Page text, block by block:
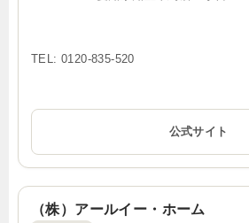
TEL: 0120-835-520
公式サイト
（株）アールイー・ホーム